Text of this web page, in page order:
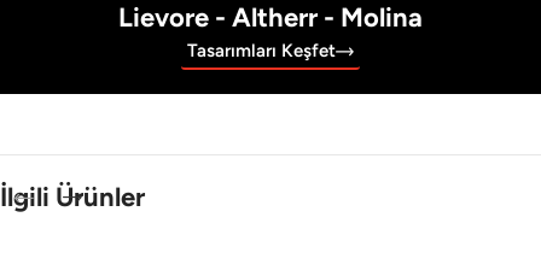
Lievore - Altherr - Molina
Tasarımları Keşfet
İlgili Ürünler